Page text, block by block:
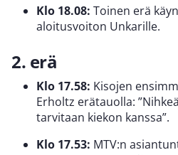
Klo 18.08: Toinen erä
aloitusvoiton Unkarille.
2. erä
Klo 17.58: Kisojen
Erholtz erätauolla:
tarvitaan kiekon kanssa”.
Klo 17.53: MTV:n